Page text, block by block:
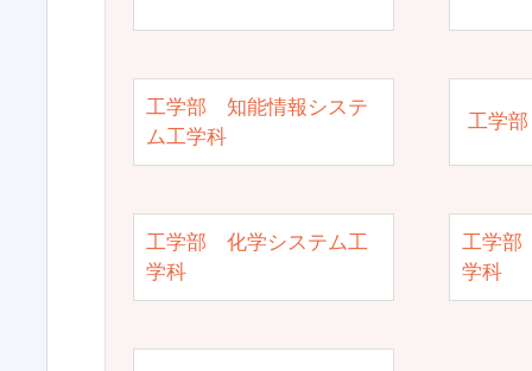
工学部 知能情報システ
ム工学科
工学
工学部 化学システム工
学科
工学部
学科